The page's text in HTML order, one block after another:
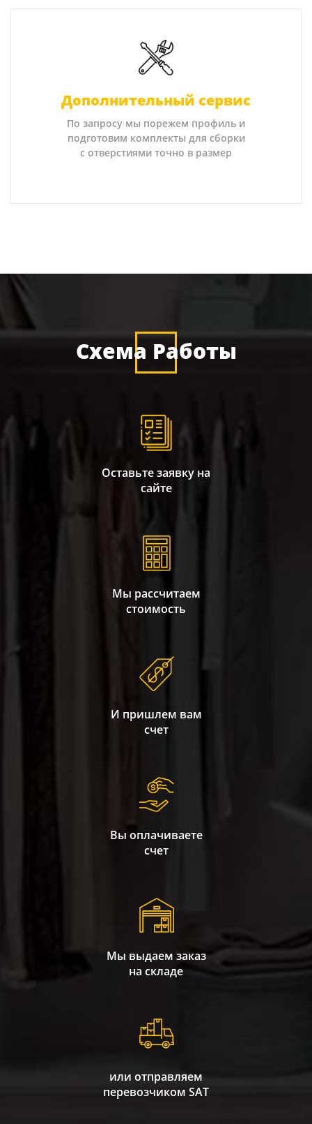
Дополнительный сервис
По запросу мы порежем профиль и
подготовим комплекты для сборки
с отверстиями точно в размер
Схема Работы
Оставьте заявку на
сайте
Мы рассчитаем
стоимость
И пришлем вам
счет
Вы оплачиваете
счет
Мы выдаем заказ
на складе
или отправляем
перевозчиком SAT